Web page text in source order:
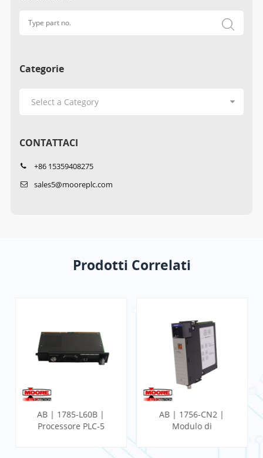
Categorie
CONTATTACI
+86 15359408275
sales5@mooreplc.com
Prodotti Correlati
AB | 1785-L60B |
Processore PLC-5
AB | 1756-CN2 |
Modulo di